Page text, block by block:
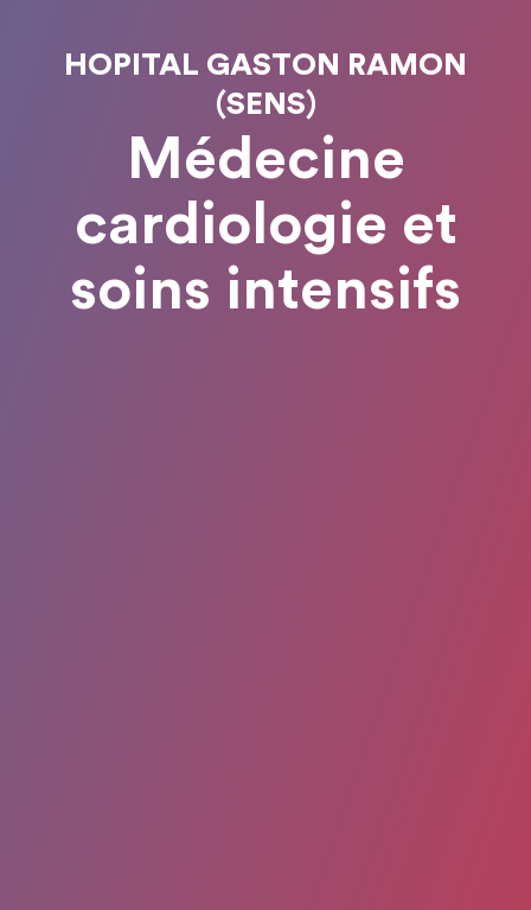
HOPITAL GASTON RAMON
(SENS)
Médecine
cardiologie et
soins intensifs